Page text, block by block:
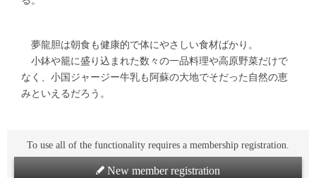
夢龍胆は朝食も健康的で体にやさしい食材ばかり。
小鉢や籠に盛り込まれた数々の一品料理や高原野菜だけで
なく、小国ジャージー牛乳も阿蘇の大地でそだった自然の恵
みといえるだろう。
To use all of the functionality requires a membership registration.
New member registration